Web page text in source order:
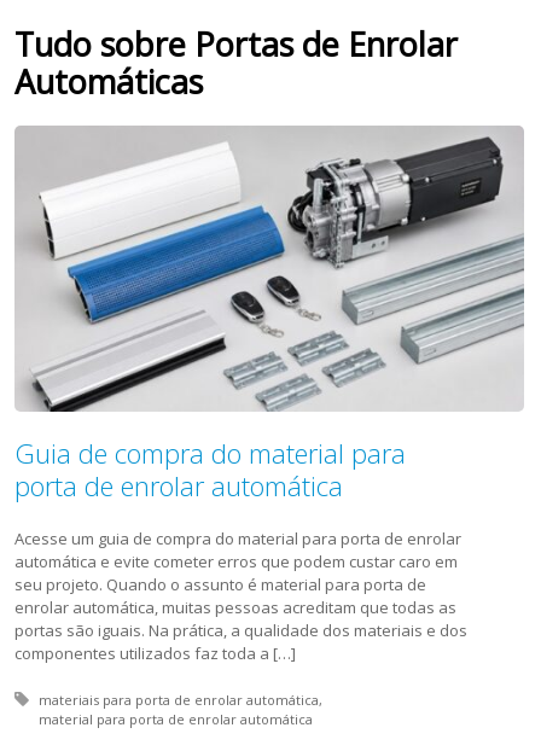
Tudo sobre Portas de Enrolar
Automáticas
Guia de compra do material para
porta de enrolar automática
Acesse um guia de compra do material para porta de enrolar
automática e evite cometer erros que podem custar caro em
seu projeto. Quando o assunto é material para porta de
enrolar automática, muitas pessoas acreditam que todas as
portas são iguais. Na prática, a qualidade dos materiais e dos
componentes utilizados faz toda a […]
Tagged with:
materiais para porta de enrolar automática
material para porta de enrolar automática